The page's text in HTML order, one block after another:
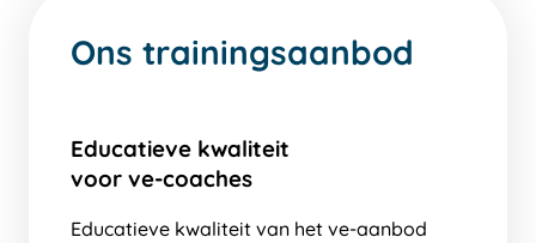
Ons trainingsaanbod
Educatieve kwaliteit
voor ve-coaches
Educatieve kwaliteit van het ve-aanbod